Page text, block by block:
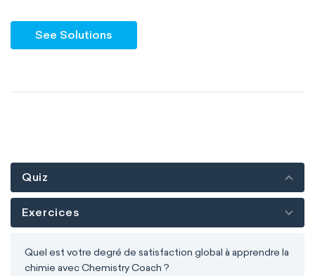
See Solutions
Quiz
Exercices
Quel est votre degré de satisfaction global à apprendre la
chimie avec Chemistry Coach ?